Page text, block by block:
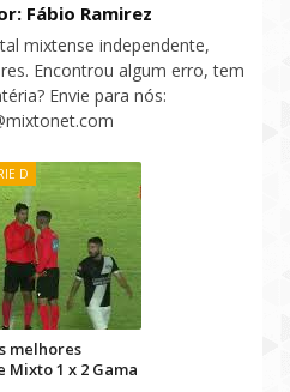
Fábio Ramirez
mixtense independente,
Encontrou algum erro, tem
Envie para nós:
D
melhores
Mixto 1 x 2 Gama